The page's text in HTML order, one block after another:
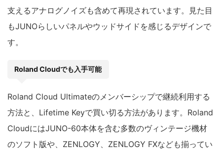
支えるアナログノイズも含めて再現されています。見た目
もJUNOらしいパネルやウッドサイドを感じるデザインで
す。
Roland Cloudでも入手可能
Roland Cloud Ultimateのメンバーシップで継続利用する
方法と、Lifetime Keyで買い切る方法があります。Roland
CloudにはJUNO-60本体を含む多数のヴィンテージ機材
のソフト版や、ZENLOGY、ZENLOGY FXなども揃ってい